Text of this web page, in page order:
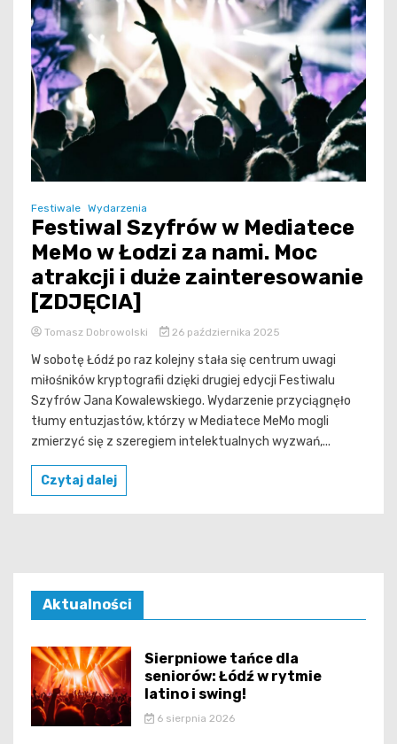
Festiwale Wydarzenia
Festiwal Szyfrów w Mediatece
MeMo w Łodzi za nami. Moc
atrakcji i duże zainteresowanie
[ZDJĘCIA]
Tomasz Dobrowolski 26 października 2025
W sobotę Łódź po raz kolejny stała się centrum uwagi
miłośników kryptografii dzięki drugiej edycji Festiwalu
Szyfrów Jana Kowalewskiego. Wydarzenie przyciągnęło
tłumy entuzjastów, którzy w Mediatece MeMo mogli
zmierzyć się z szeregiem intelektualnych wyzwań,...
Czytaj dalej
Aktualności
Sierpniowe tańce dla
seniorów: Łódź w rytmie
latino i swing!
6 sierpnia 2026